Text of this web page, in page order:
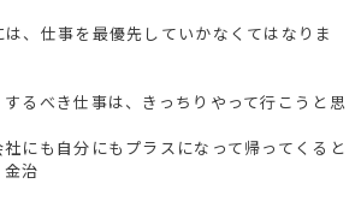
、仕事を最優先していかなくてはなりま
るべき仕事は、きっちりやって行こうと思
にも自分にもプラスになって帰ってくると
金治